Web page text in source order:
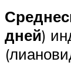
дней)